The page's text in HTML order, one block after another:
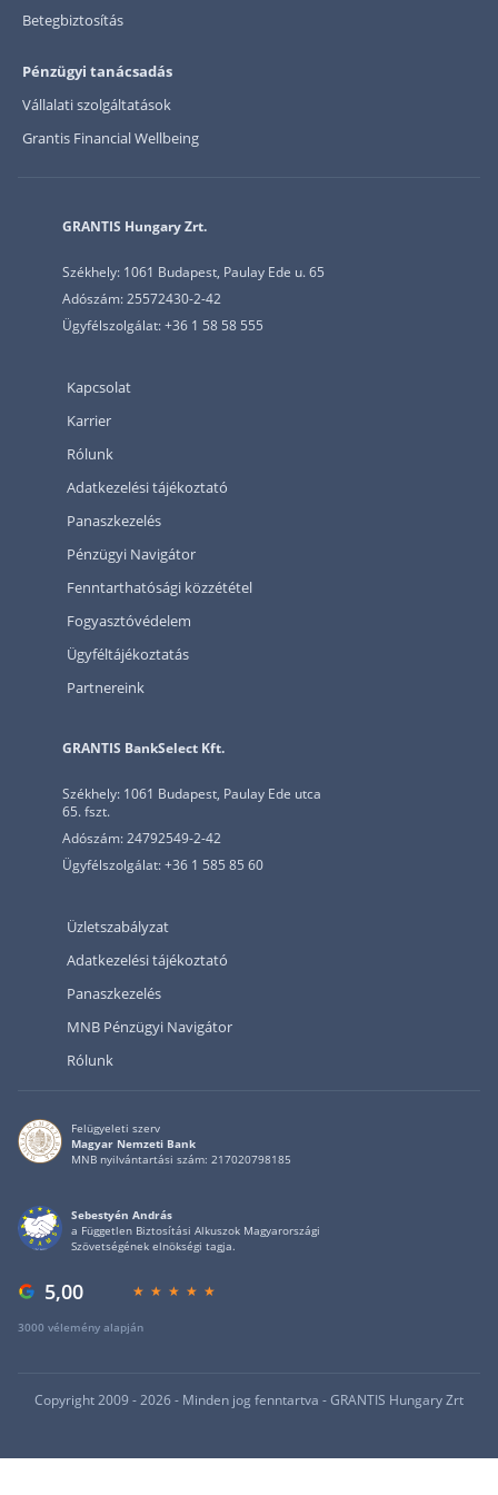
Betegbiztosítás
Pénzügyi tanácsadás
Vállalati szolgáltatások
Grantis Financial Wellbeing
GRANTIS Hungary Zrt.
Székhely: 1061 Budapest, Paulay Ede u. 65
Adószám: 25572430-2-42
Ügyfélszolgálat: +36 1 58 58 555
Kapcsolat
Karrier
Rólunk
Adatkezelési tájékoztató
Panaszkezelés
Pénzügyi Navigátor
Fenntarthatósági közzététel
Fogyasztóvédelem
Ügyféltájékoztatás
Partnereink
GRANTIS BankSelect Kft.
Székhely: 1061 Budapest, Paulay Ede utca
65. fszt.
Adószám: 24792549-2-42
Ügyfélszolgálat: +36 1 585 85 60
Üzletszabályzat
Adatkezelési tájékoztató
Panaszkezelés
MNB Pénzügyi Navigátor
Rólunk
Felügyeleti szerv
Magyar Nemzeti Bank
MNB nyilvántartási szám: 217020798185
Sebestyén András
a Független Biztosítási Alkuszok Magyarországi
Szövetségének elnökségi tagja.
5,00
3000 vélemény alapján
Copyright 2009 - 2026 - Minden jog fenntartva - GRANTIS Hungary Zrt